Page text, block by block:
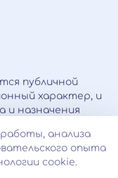
публичной
характер, и
и назначения
и в
анализа
опыта
cookie.